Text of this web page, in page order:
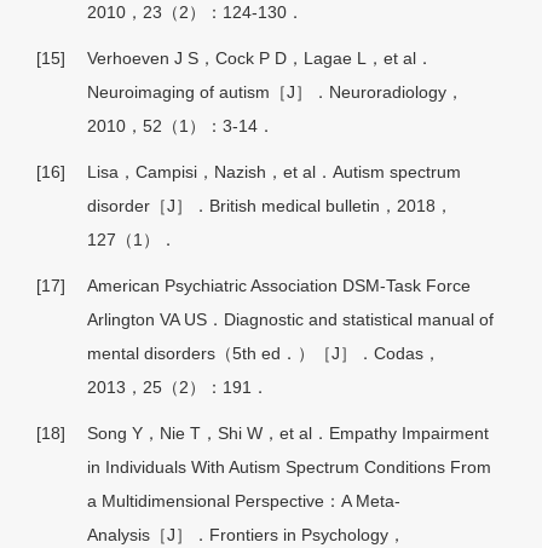
2010，23（2）：124-130．
[15]
Verhoeven J S，Cock P D，Lagae L，et al．
Neuroimaging of autism［J］．Neuroradiology，
2010，52（1）：3-14．
[16]
Lisa，Campisi，Nazish，et al．Autism spectrum
disorder［J］．British medical bulletin，2018，
127（1）．
[17]
American Psychiatric Association DSM-Task Force
Arlington VA US．Diagnostic and statistical manual of
mental disorders（5th ed．）［J］．Codas，
2013，25（2）：191．
[18]
Song Y，Nie T，Shi W，et al．Empathy Impairment
in Individuals With Autism Spectrum Conditions From
a Multidimensional Perspective：A Meta-
Analysis［J］．Frontiers in Psychology，